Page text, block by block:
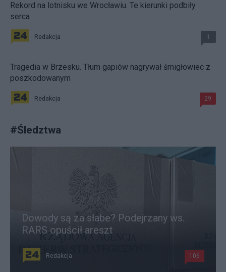
Rekord na lotnisku we Wrocławiu. Te kierunki podbiły
serca
Redakcja 1
Tragedia w Brzesku. Tłum gapiów nagrywał śmigłowiec z
poszkodowanym
Redakcja 29
#Śledztwa
Dowody są za słabe? Podejrzany ws.
RARS opuścił areszt
Redakcja 106